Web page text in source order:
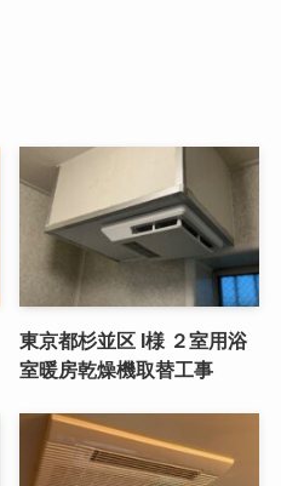
東京都杉並区 I様 ２室用浴
室暖房乾燥機取替工事